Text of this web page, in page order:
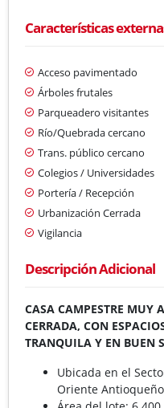
Características
Acceso pavimentado
Árboles frutales
Parqueadero visitantes
Río/Quebrada cercano
Trans. público cercano
Colegios / Universidades
Portería / Recepción
Urbanización Cerrada
Vigilancia
Descripción Adicional
CASA CAMPESTRE MUY
CERRADA, CON
TRANQUILA Y EN BUEN
Ubicada en el
Oriente